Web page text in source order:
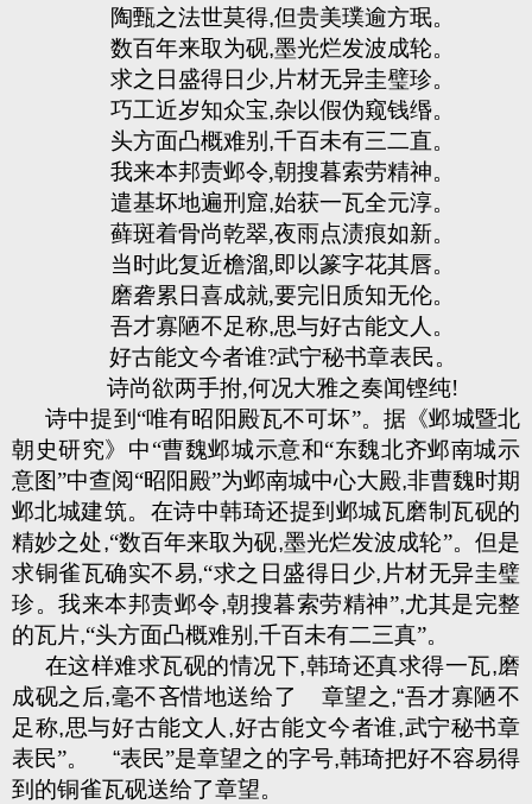
陶甄之法世莫得,但贵美璞逾方珉。
数百年来取为砚,墨光烂发波成轮。
求之日盛得日少,片材无异圭璧珍。
巧工近岁知众宝,杂以假伪窥钱缗。
头方面凸概难别 ,千百未有三二直。
我来本邦责邺令,朝搜暮索劳精神。
遣基坏地遍刑窟,始获一瓦全元淳。
藓斑着骨尚乾翠,夜雨点渍痕如新。
当时此复近檐溜,即以篆字花其唇。
磨砻累日喜成就,要完旧质知无伦。
吾才寡陋不足称,思与好古能文人。
好古能文今者谁?武宁秘书章表民。
诗尚欲两手拊,何况大雅之奏闻铿纯!
诗中提到“唯有昭阳殿瓦不可坏”。据《邺城暨北
朝史研究》中“曹魏邺城示意和“东魏北齐邺南城示
意图”中查阅“昭阳殿”为邺南城中心大殿,非曹魏时期
邺北城建筑。在诗中韩琦还提到邺城瓦磨制瓦砚的
精妙之处,“数百年来取为砚,墨光烂发波成轮”。但是
求铜雀瓦确实不易,“求之日盛得日少, 片材无异圭璧
珍。我来本邦责邺令,朝搜暮索劳精神”,尤其是完整
的瓦片,“头方面凸概难别 ,千百未有二三真”。
在这样难求瓦砚的情况下,韩琦还真求得一瓦,磨
成砚之后,毫不吝惜地送给了 章望之,“吾才寡陋不
足称,思与好古能文人 ,好古能文今者谁,武宁秘书章
表民”。
“表民”是章望之的字号,韩琦把好不容易得
到的铜雀瓦砚送给了章望。